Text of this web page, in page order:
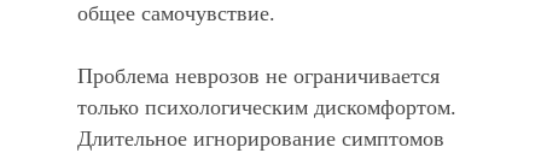
общее самочувствие.
Проблема неврозов не ограничивается
только психологическим дискомфортом.
Длительное игнорирование симптомов